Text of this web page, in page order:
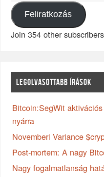
Feliratkozás
Join 354 other subscribers
LEGOLVASOTTABB ÍRÁSOK
Bitcoin:SegWit
nyárra
Novemberi Variance
Post-mortem: A nagy
Nagy fogalmatlanság